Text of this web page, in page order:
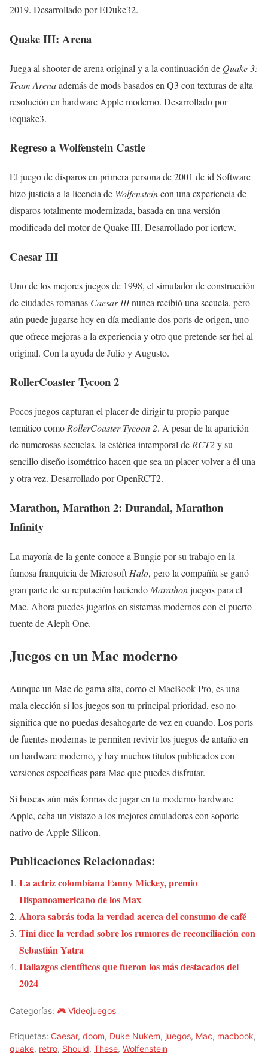
2019. Desarrollado por EDuke32.
Quake III: Arena
Juega al shooter de arena original y a la continuación de Quake 3:
Team Arenaademás de mods basados en Q3 con texturas de alta
resolución en hardware Apple moderno. Desarrollado por
ioquake3.
Regreso a Wolfenstein Castle
El juego de disparos en primera persona de 2001 de id Software
hizo justicia a la licencia de Wolfensteincon una experiencia de
disparos totalmente modernizada, basada en una versión
modificada del motor de Quake III. Desarrollado por iortcw.
Caesar III
Uno de los mejores juegos de 1998, el simulador de construcción
de ciudades romanas Caesar IIInunca recibió una secuela, pero
aún puede jugarse hoy en día mediante dos ports de origen, uno
que ofrece mejoras a la experiencia y otro que pretende ser fiel al
original. Con la ayuda de Julio y Augusto.
RollerCoaster Tycoon 2
Pocos juegos capturan el placer de dirigir tu propio parque
temático como RollerCoaster Tycoon 2. A pesar de la aparición
de numerosas secuelas, la estética intemporal de RCT2y su
sencillo diseño isométrico hacen que sea un placer volver a él una
y otra vez. Desarrollado por OpenRCT2.
Marathon, Marathon 2: Durandal, Marathon
Infinity
La mayoría de la gente conoce a Bungie por su trabajo en la
famosa franquicia de MicrosoftHalo, pero la compañía se ganó
gran parte de su reputación haciendo Marathonjuegos para el
Mac. Ahora puedes jugarlos en sistemas modernos con el puerto
fuente de Aleph One.
Juegos en un Mac moderno
Aunque un Mac de gama alta, como el MacBook Pro, es una
mala elección si los juegos son tu principal prioridad, eso no
significa que no puedas desahogarte de vez en cuando. Los ports
de fuentes modernas te permiten revivir los juegos de antaño en
un hardware moderno, y hay muchos títulos publicados con
versiones específicas para Mac que puedes disfrutar.
Si buscas aún más formas de jugar en tu moderno hardware
Apple, echa un vistazo a los mejores emuladores con soporte
nativo de Apple Silicon.
Publicaciones Relacionadas:
La actriz colombiana Fanny Mickey, premio
Hispanoamericano de los Max
Ahora sabrás toda la verdad acerca del consumo de café
Tini dice la verdad sobre los rumores de reconciliación con
Sebastián Yatra
Hallazgos científicos que fueron los más destacados del
2024
Categorías: 🎮 Videojuegos
Etiquetas: Caesar, doom, Duke Nukem, juegos, Mac, macbook,
quake, retro, Should, These, Wolfenstein